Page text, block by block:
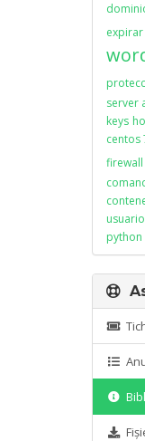
expirar
server
keys
centos
firewall
usuario
python